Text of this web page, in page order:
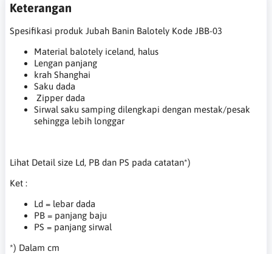
Keterangan
Spesifikasi produk Jubah Banin Balotely Kode JBB-03
Material balotely iceland, halus
Lengan panjang
krah Shanghai
Saku dada
Zipper dada
Sirwal saku samping dilengkapi dengan mestak/pesak
sehingga lebih longgar
Lihat Detail size Ld, PB dan PS pada catatan*)
Ket :
Ld = lebar dada
PB = panjang baju
PS = panjang sirwal
*) Dalam cm